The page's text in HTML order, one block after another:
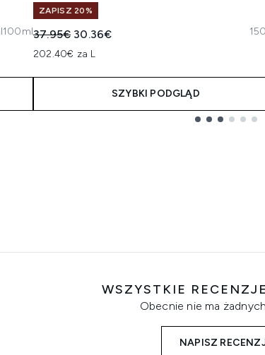
100ml
ZAPISZ 20%
Sugerowana cena detaliczna:
37.95€ Aktualna cena:
30.36€
202.40€ za L
SZYBKI PODGLĄD
WSZYSTKIE
Obecnie nie ma
NAPISZ